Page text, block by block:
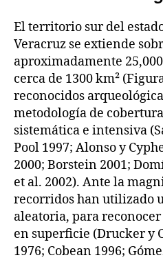
El territorio sur del
Veracruz se extiende
aproximadamente
cerca de 1300 km²
reconocidos
metodología de
sistemática e intensiva
Pool 1997; Alonso y
2000; Borstein 2001;
et al. 2002). Ante la
recorridos han utilizado
aleatoria, para
en superficie (Drucker y
1976; Cobean 1996;